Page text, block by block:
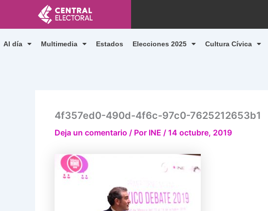
contenido
Al día Multimedia Estados Elecciones 2025 Cultura Cívica
4f357ed0-490d-4f6c-97c0-7625212653b1
Deja un comentario / Por INE / 14 octubre, 2019